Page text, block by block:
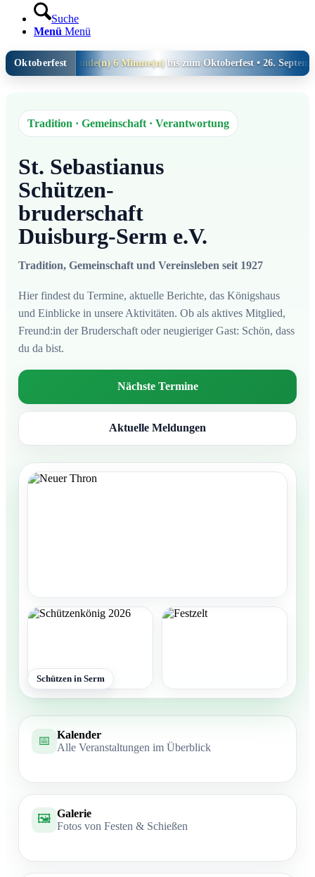
Suche
Menü Menü
Oktoberfest
Tag(e) 13 Stunde(n) 6 Minute(n)bis zum Oktoberfest • 26. September
Tradition · Gemeinschaft · Verantwortung
St. Sebastianus
Schützen-
bruderschaft
Duisburg-Serm e.V.
Tradition, Gemeinschaft und Vereinsleben seit 1927
Hier findest du Termine, aktuelle Berichte, das Königshaus
und Einblicke in unsere Aktivitäten. Ob als aktives Mitglied,
Freund:in der Bruderschaft oder neugieriger Gast: Schön, dass
du da bist.
Nächste Termine
Aktuelle Meldungen
Schützen in Serm
📅
Kalender
Alle Veranstaltungen im Überblick
🖼️ Galerie
Fotos von Festen & Schießen